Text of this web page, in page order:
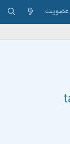
عضویت